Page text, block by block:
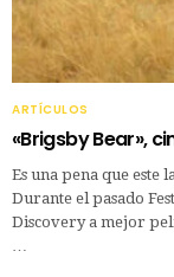
ARTÍCULOS
«Brigsby Bear»,
Es una pena que este
Durante el pasado
Discovery a mejor